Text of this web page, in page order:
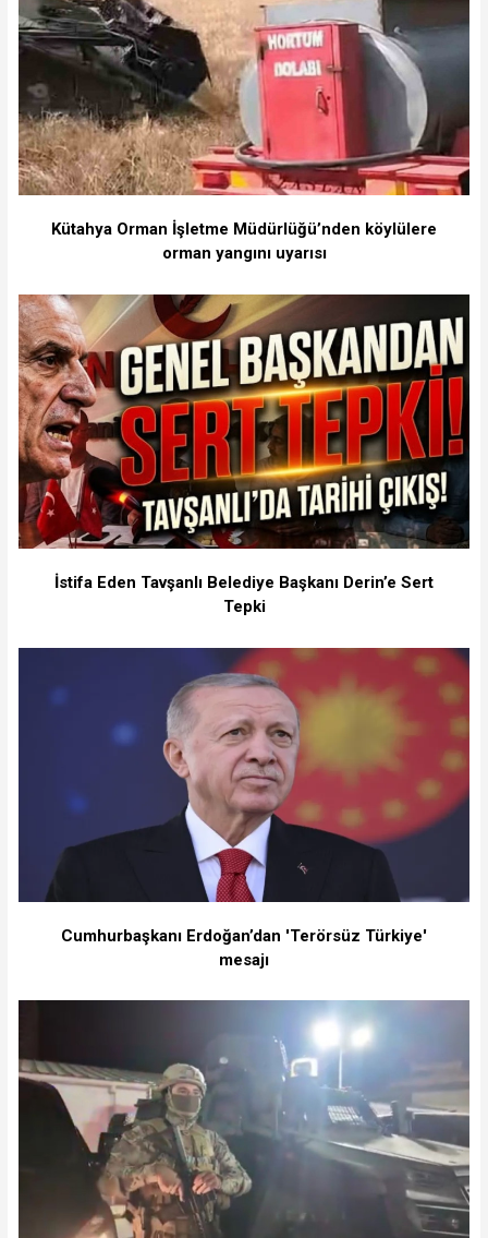
Kütahya Orman İşletme Müdürlüğü’nden köylülere
orman yangını uyarısı
İstifa Eden Tavşanlı Belediye Başkanı Derin’e Sert
Tepki
Cumhurbaşkanı Erdoğan’dan 'Terörsüz Türkiye'
mesajı